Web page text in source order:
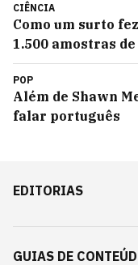
CIÊNCIA
Como um surto
1.500 amostras
POP
Além de Shawn
falar português
EDITORIAS
GUIAS DE